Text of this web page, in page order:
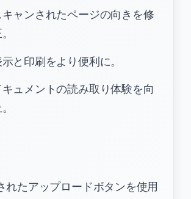
キャンされたページの向きを修
と印刷をより便利に。
キュメントの読み取り体験を向
れたアップロードボタンを使用